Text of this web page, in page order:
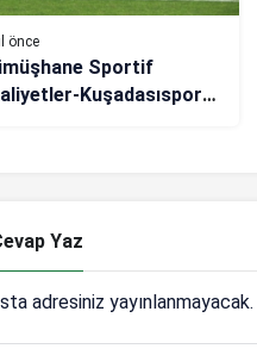
önce
Sportif
Kuşadasıspor
Yaz
adresiniz yayınlanmayacak.